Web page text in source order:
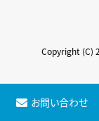
お問い合わせ
Copyright (C)